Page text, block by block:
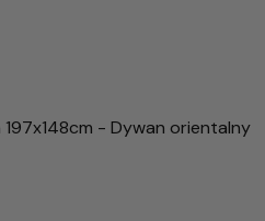
- Dywan orientalny